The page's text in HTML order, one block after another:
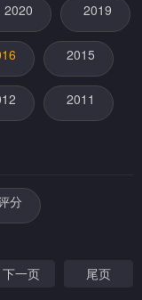
2020 2019
2015
2011
分
下一页 尾页